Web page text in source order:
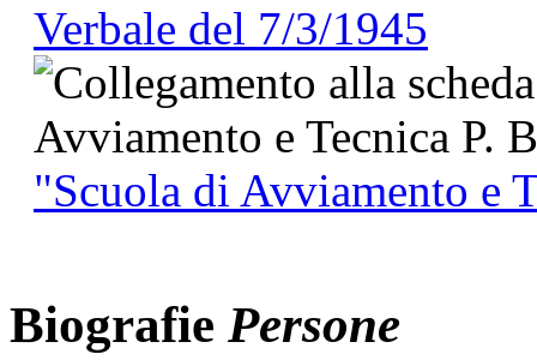
Verbale del 7/3/1945
"Scuola di Avviamento e
Biografie Persone